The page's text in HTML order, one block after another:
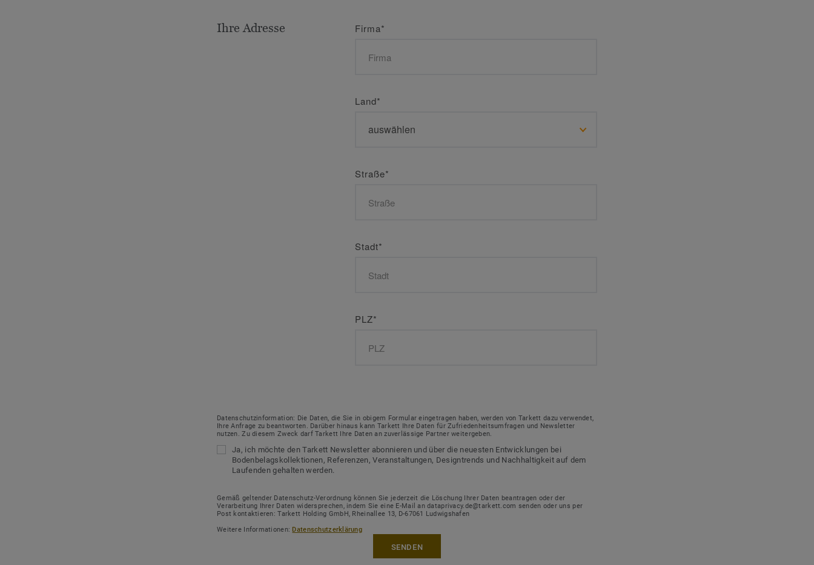
Ihre Adresse Firma*
Land*
Straße*
Stadt*
PLZ*
Datenschutzinformation: Die Daten, die Sie in obigem Formular eingetragen haben, werden von Tarkett dazu verwendet,
Ihre Anfrage zu beantworten. Darüber hinaus kann Tarkett Ihre Daten für Zufriedenheitsumfragen und Newsletter
nutzen. Zu diesem Zweck darf Tarkett Ihre Daten an zuverlässige Partner weitergeben.
Ja, ich möchte den Tarkett Newsletter abonnieren und über die neuesten Entwicklungen bei
Bodenbelagskollektionen, Referenzen, Veranstaltungen, Designtrends und Nachhaltigkeit auf dem
Laufenden gehalten werden.
Gemäß geltender Datenschutz-Verordnung können Sie jederzeit die Löschung Ihrer Daten beantragen oder der
Verarbeitung Ihrer Daten widersprechen, indem Sie eine E-Mail an dataprivacy.de@tarkett.com senden oder uns per
Post kontaktieren: Tarkett Holding GmbH, Rheinallee 13, D-67061 Ludwigshafen
Weitere Informationen:Datenschutzerklärung
SENDEN